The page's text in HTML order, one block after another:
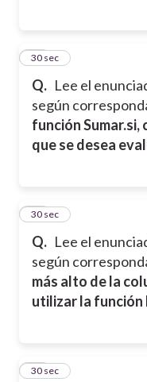
Q. Lee el
según
función
que se desea
18
30 sec
Q. Lee el
según
más alto de la
utilizar la función
19
30 sec
20
30 sec